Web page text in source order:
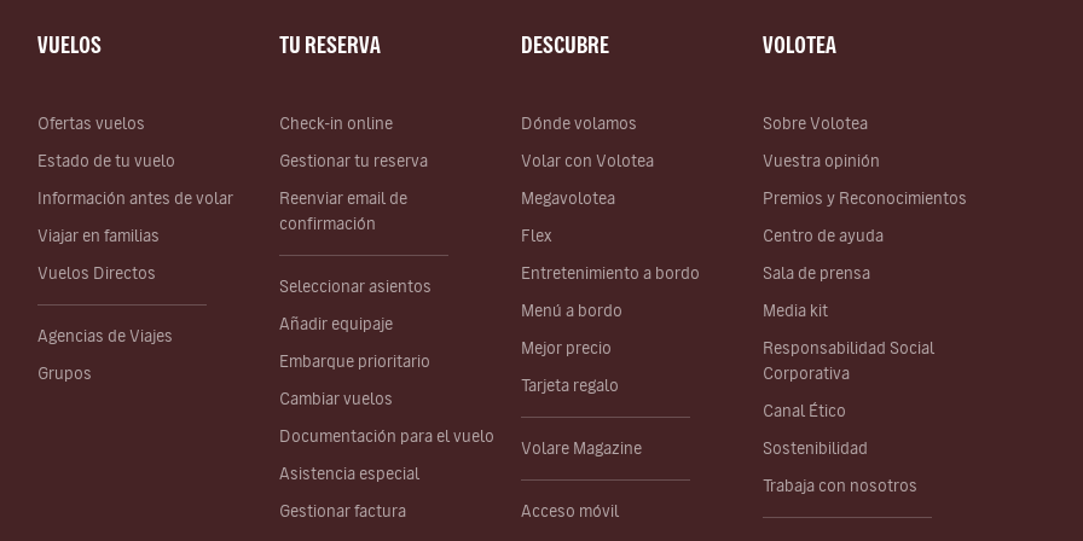
VUELOS
Ofertas vuelos
Estado de tu vuelo
Información antes de volar
Viajar en familias
Vuelos Directos
Agencias de Viajes
Grupos
TU RESERVA
Check-in online
Gestionar tu reserva
Reenviar email de
confirmación
Seleccionar asientos
Añadir equipaje
Embarque prioritario
Cambiar vuelos
Documentación para el vuelo
Asistencia especial
Gestionar factura
DESCUBRE
Dónde volamos
Volar con Volotea
Megavolotea
Flex
Entretenimiento a bordo
Menú a bordo
Mejor precio
Tarjeta regalo
Volare Magazine
Acceso móvil
VOLOTEA
Sobre Volotea
Vuestra opinión
Premios y Reconocimientos
Centro de ayuda
Sala de prensa
Media kit
Responsabilidad Social
Corporativa
Canal Ético
Sostenibilidad
Trabaja con nosotros